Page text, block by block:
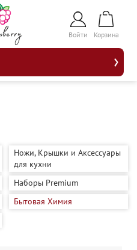
Войти Корзина
Ножи, Крышки и Аксессуары
для кухни
Наборы Premium
Бытовая Химия